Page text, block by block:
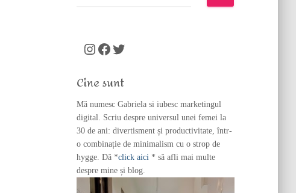
e
o
Instagram Facebook Twitter
Cine sunt
Mă numesc Gabriela si iubesc marketingul
digital. Scriu despre universul unei femei la
30 de ani: divertisment și productivitate, într-
o combinație de minimalism cu o strop de
hygge. Dă *click aici * să afli mai multe
despre mine și blog.